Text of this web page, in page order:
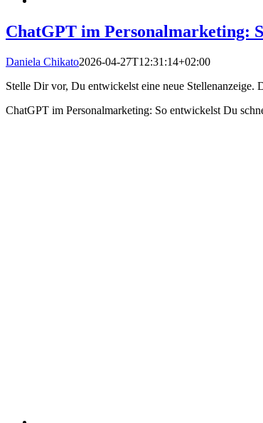
ChatGPT im Personalmarketing:
Daniela Chikato2026-04-27T12:31:14+02:00
Stelle Dir vor, Du entwickelst eine neue Stellenanzeige.
ChatGPT im Personalmarketing: So entwickelst Du